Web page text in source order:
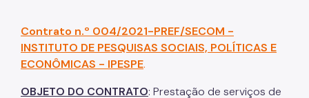
Contrato n.º 004/2021-PREF/SECOM -
INSTITUTO DE PESQUISAS SOCIAIS, POLÍTICAS E
ECONÔMICAS - IPESPE.
OBJETO DO CONTRATO: Prestação de serviços de